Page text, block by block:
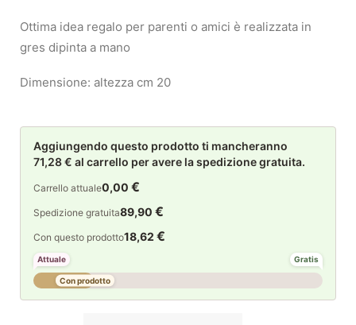
Ottima idea regalo per parenti o amici è realizzata in
gres dipinta a mano
Dimensione: altezza cm 20
Aggiungendo questo prodotto ti mancheranno
71,28 € al carrello per avere la spedizione gratuita.
Carrello attuale0,00 €
Spedizione gratuita89,90 €
Con questo prodotto18,62 €
Attuale Gratis
Con prodotto